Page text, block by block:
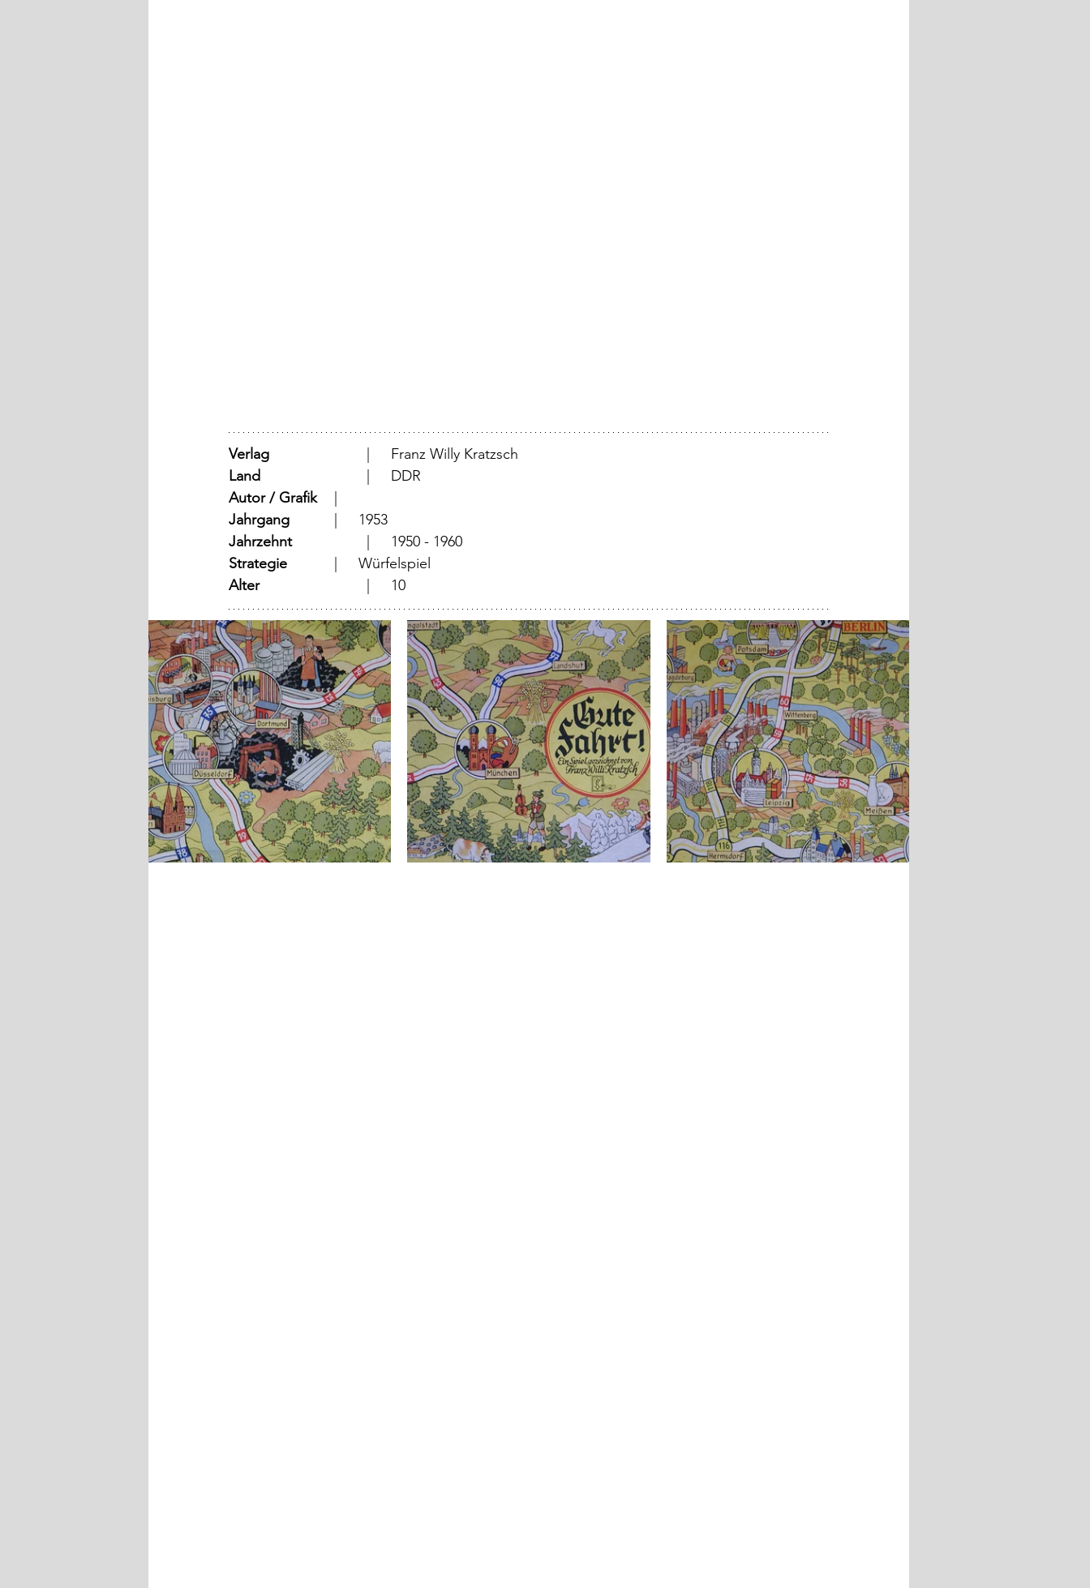
Verlag
			  |	Franz Willy Kratzsch
Land
			  |	DDR
Autor / Grafik
Jahrgang
		  |	1953
Jahrzehnt
		  |	1950 - 1960
Strategie
		  |	Würfelspiel
Alter
			  |	10